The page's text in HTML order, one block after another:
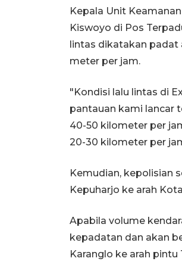
Kepala Unit
Kiswoyo di Pos
lintas dikatakan padat
meter per jam.
"Kondisi lalu lintas di
pantauan kami lancar
40-50 kilometer per
20-30 kilometer per
Kemudian, kepolisian
Kepuharjo ke arah
Apabila volume
kepadatan dan akan
Karanglo ke arah pintu